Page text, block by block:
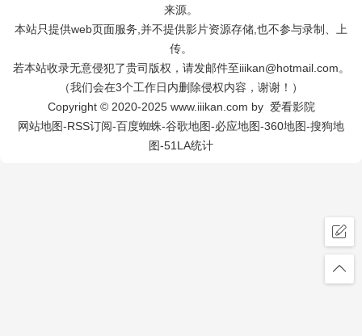
来源。
本站只提供web页面服务,并不提供影片资源存储,也不参与录制、上
传。
若本站收录无意侵犯了贵司版权，请发邮件至iiikan@hotmail.com。
（我们会在3个工作日内删除侵权内容，谢谢！）
Copyright © 2020-2025 www.iiikan.com by 爱看影院
网站地图-RSS订阅-百度蜘蛛-谷歌地图-必应地图-360地图-搜狗地
图-51LA统计